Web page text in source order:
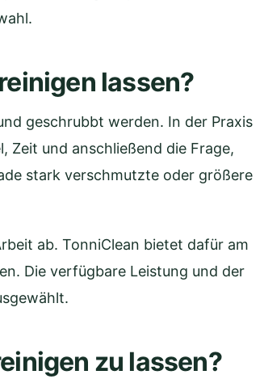
lassen?
geschrubbt werden. In der Praxis
Zeit und anschließend die Frage,
stark verschmutzte oder größere
ab. TonniClean bietet dafür am
Die verfügbare Leistung und der
zu lassen?